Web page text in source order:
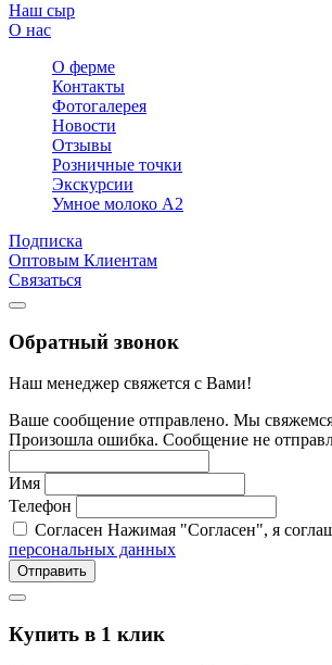
Наш сыр
О нас
О ферме
Контакты
Фотогалерея
Новости
Отзывы
Розничные точки
Экскурсии
Умное молоко А2
Подписка
Оптовым Клиентам
Связаться
Обратный звонок
Наш менеджер свяжется с Вами!
Ваше сообщение отправлено. Мы
Произошла ошибка. Сообщение не
Имя
Телефон
Согласен Нажимая "Согласен", я
персональных данных
Отправить
Купить в 1 клик